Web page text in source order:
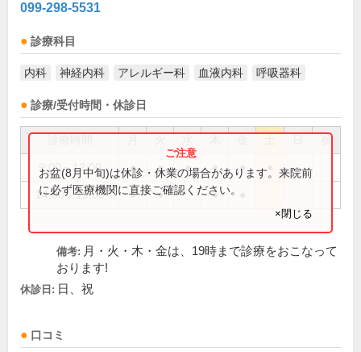
099-298-5531
診療科目
内科 神経内科 アレルギー科 血液内科 呼吸器科
診療/受付時間・休診日
祝
9:00～12:00 ● ● ● ● ●
14:00～19:00 ● ● ●
お盆(8月中旬)は休診・休業の場合があります。来院前
に必ず医療機関に直接ご確認ください。
×閉じる
備考: 月・火・木・金は、19時まで診療をおこなって
おります!
休診日: 日、祝
口コミ